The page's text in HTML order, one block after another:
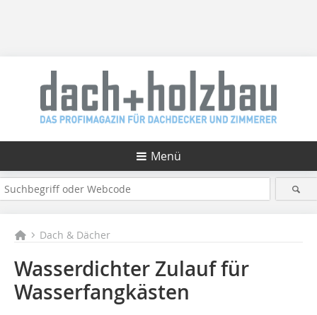
Menü
Dach & Dächer
Wasserdichter Zulauf für
Wasserfangkästen